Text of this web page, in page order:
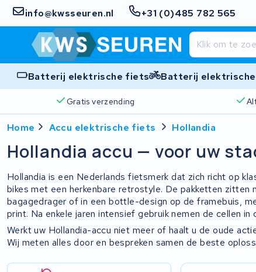
info@kwsseuren.nl +31 (0)485 782 565
Batterij elektrische fiets Batterij
Gratis verzending
Home Accu elektrische fiets Hollandia
Hollandia accu — voor uw
Hollandia is een Nederlands fietsmerk dat zich richt op
bikes met een herkenbare retrostyle. De pakketten zitten
bagagedrager of in een bottle-design op de framebuis,
print. Na enkele jaren intensief gebruik nemen de cellen in
Werkt uw Hollandia-accu niet meer of haalt u de oude
Wij meten alles door en bespreken samen de beste